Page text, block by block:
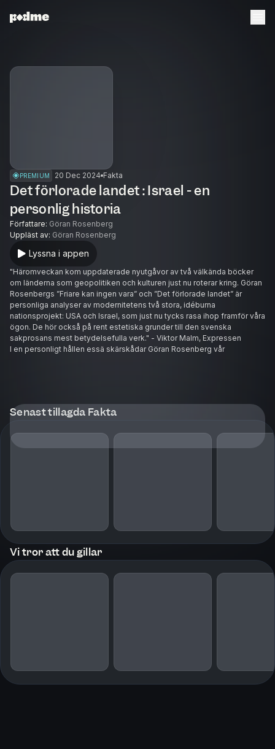
PREMIUM 20 Dec 2024 Fakta
Det förlorade landet : Israel - en
personlig historia
Författare: Göran Rosenberg
Uppläst av: Göran Rosenberg
Lyssna i appen
"Häromveckan kom uppdaterade nyutgåvor av två välkända böcker
om länderna som geopolitiken och kulturen just nu roterar kring. Göran
Rosenbergs ”Friare kan ingen vara” och ”Det förlorade landet” är
personliga analyser av modernitetens två stora, idéburna
nationsprojekt: USA och Israel, som just nu tycks rasa ihop framför våra
ögon. De hör också på rent estetiska grunder till den svenska
sakprosans mest betydelsefulla verk." - Viktor Malm, Expressen
I en personligt hållen essä skärskådar Göran Rosenberg vår
även skrivit ett nytt förord. "Det förlorade landet" tar vid där "Ett kort
uppehåll på vägen från Auschwitz" slutar. Bokens titel ger en
Startar gör den i många och skilda utgångspunkter: I en trettonårig
pojkes 'uppstigning' till och fostran i det tidiga sextiotalets Israel, 'vår
68-vänsterns och palestinarörelsens upproriska och konspiratoriska
nittiotalets nymessianska aggressivitet och dess längtan efter fred
och normalisering. ”Rosenberg kartlägger dagens politiska
komplex, klar och gastkramande analys.” Ur Augustprisjuryns
Senast tillagda Fakta
Vi tror att du gillar